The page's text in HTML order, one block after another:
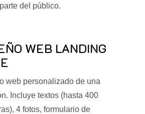
del público.
WEB LANDING
web personalizado de una
Incluye textos (hasta 400
4 fotos, formulario de